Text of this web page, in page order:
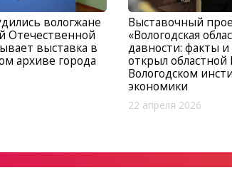
вологжане
Отечественной
выставка в
архиве города
Выставочный
«Вологодская
давности: факты
открыл областной
Вологодском
экономики
22 апреля 2026